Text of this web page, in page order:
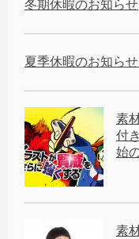
冬期休暇のお知らせ
夏季休暇のお知らせ
素
付
始
素